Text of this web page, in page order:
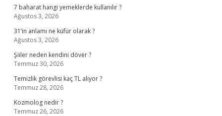
7 baharat hangi yemeklerde kullanılır ?
Ağustos 3, 2026
31’in anlamı ne küfür olarak ?
Ağustos 3, 2026
Şiiler neden kendini döver ?
Temmuz 30, 2026
Temizlik görevlisi kaç TL alıyor ?
Temmuz 28, 2026
Kozmolog nedir ?
Temmuz 26, 2026